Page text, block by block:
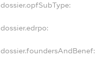
dossier.opfSubType:
dossier.edrpo:
dossier.foundersAndBenef: